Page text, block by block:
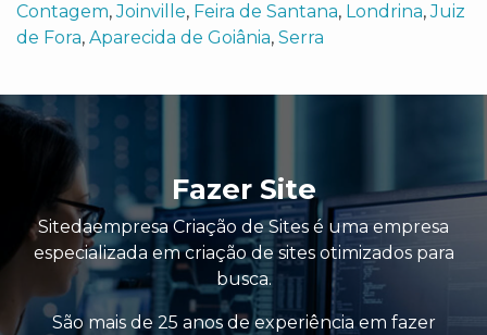
Contagem,Joinville, Feira de Santana, Londrina,Juiz
de Fora, Aparecida de Goiânia, Serra
Fazer Site
Sitedaempresa Criação de Sites é uma empresa
especializada em criação de sites otimizados para
busca.
São mais de 25 anos de experiência em fazer